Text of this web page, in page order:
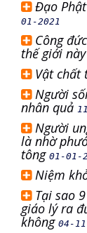
Đạo
01-2021
Công
thế giới
Vật chất
Người
nhân quả
Người
là nhờ
tông 01-01-
Niệm
Tại sao
giáo lý ra
không 04-